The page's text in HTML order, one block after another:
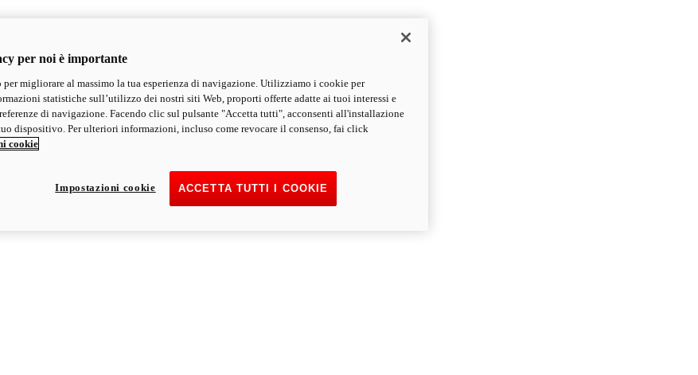
per noi è importante
migliorare al massimo la tua esperienza di navigazione. Utilizziamo i cookie per
statistiche sull’utilizzo dei nostri siti Web, proporti offerte adatte ai tuoi interessi e
di navigazione. Facendo clic sul pulsante "Accetta tutti", acconsenti all'installazione
dispositivo. Per ulteriori informazioni, incluso come revocare il consenso, fai click
cookie
ACCETTA TUTTI I COOKIE
Impostazioni cookie